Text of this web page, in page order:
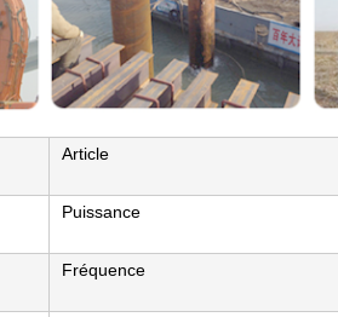
Article
Puissance
Fréquence